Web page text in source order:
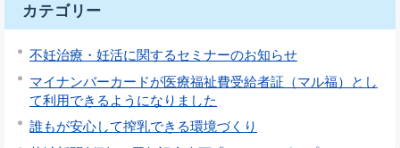
カテゴリー
不妊治療・妊活に関するセミナーのお知らせ
マイナンバーカードが医療福祉費受給者証（マル福）とし
て利用できるようになりました
誰もが安心して搾乳できる環境づくり